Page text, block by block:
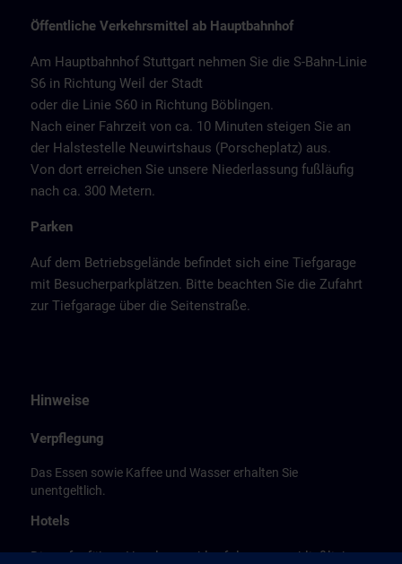
Öffentliche Verkehrsmittel ab Hauptbahnhof
Am Hauptbahnhof Stuttgart nehmen Sie die S-Bahn-Linie
S6 in Richtung Weil der Stadt
oder die Linie S60 in Richtung Böblingen.
Nach einer Fahrzeit von ca. 10 Minuten steigen Sie an
der Halstestelle Neuwirtshaus (Porscheplatz) aus.
Von dort erreichen Sie unsere Niederlassung fußläufig
nach ca. 300 Metern.
Parken
Auf dem Betriebsgelände befindet sich eine Tiefgarage
mit Besucherparkplätzen. Bitte beachten Sie die Zufahrt
zur Tiefgarage über die Seitenstraße.
Hinweise
Verpflegung
Das Essen sowie Kaffee und Wasser erhalten Sie
unentgeltlich.
Hotels
Die aufgeführte Hotelauswahl erfolgte ausschließlich